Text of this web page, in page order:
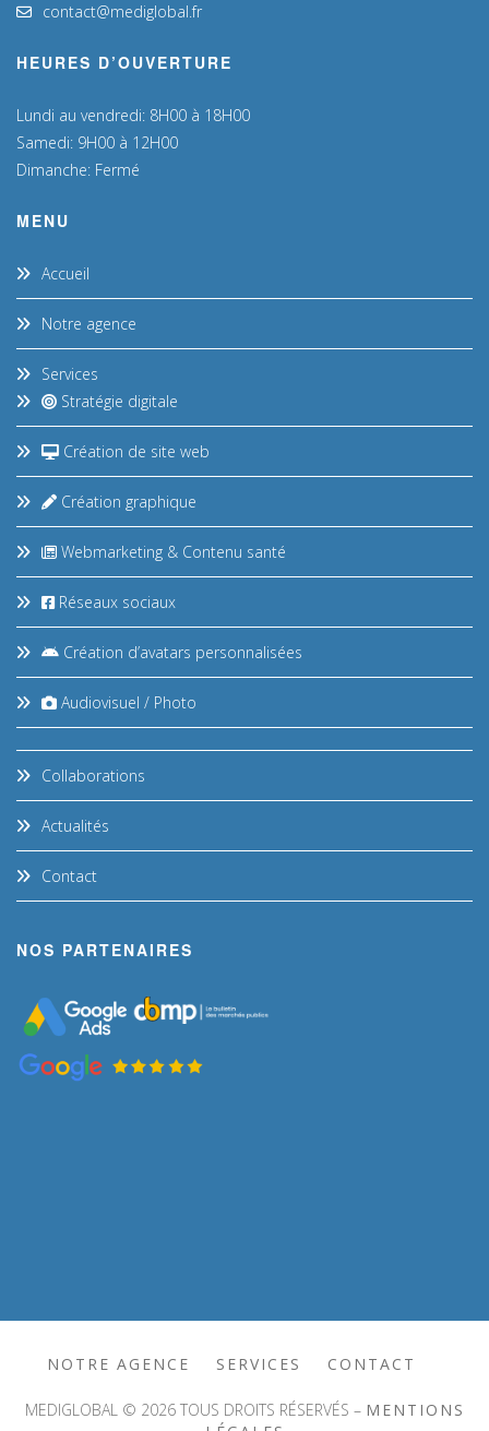
contact@mediglobal.fr
HEURES D’OUVERTURE
Lundi au vendredi: 8H00 à 18H00
Samedi: 9H00 à 12H00
Dimanche: Fermé
MENU
Accueil
Notre agence
Services
Stratégie digitale
Création de site web
Création graphique
Webmarketing & Contenu santé
Réseaux sociaux
Création d’avatars personnalisées
Audiovisuel / Photo
Collaborations
Actualités
Contact
NOS PARTENAIRES
NOTRE AGENCE SERVICES CONTACT
MEDIGLOBAL © 2026 TOUS DROITS RÉSERVÉS – MENTIONS